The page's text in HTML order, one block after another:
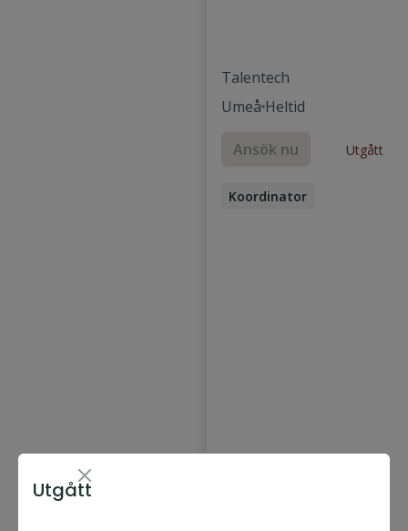
Talentech
Umeå Heltid
Ansök nu Utgått
Koordinator
Utgått